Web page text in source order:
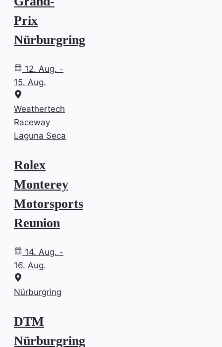
Prix
Nürburgring
12. Aug. -
15. Aug.
Weathertech
Raceway
Laguna Seca
Rolex
Monterey
Motorsports
Reunion
14. Aug. -
16. Aug.
Nürburgring
DTM
Nürburgring